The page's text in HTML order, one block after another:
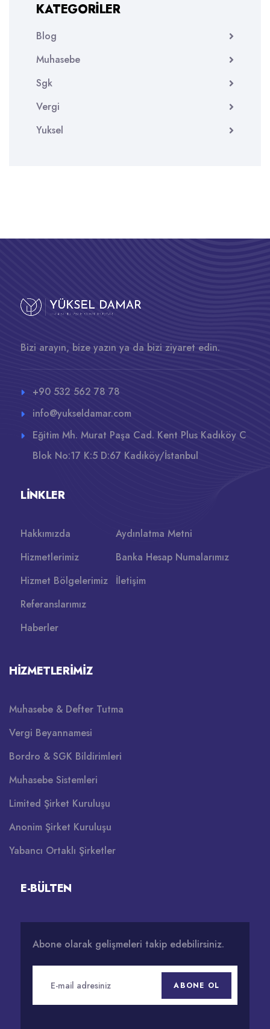
KATEGORILER
Blog
Muhasebe
Sgk
Vergi
Yuksel
Bizi arayın, bize yazın ya da bizi ziyaret edin.
+90 532 562 78 78
info@yukseldamar.com
Eğitim Mh. Murat Paşa Cad. Kent Plus Kadıköy C
Blok No:17 K:5 D:67 Kadıköy/İstanbul
LINKLER
Hakkımızda
Hizmetlerimiz
Hizmet Bölgelerimiz
Referanslarımız
Haberler
Aydınlatma Metni
Banka Hesap Numalarımız
İletişim
HIZMETLERIMIZ
Muhasebe & Defter Tutma
Vergi Beyannamesi
Bordro & SGK Bildirimleri
Muhasebe Sistemleri
Limited Şirket Kuruluşu
Anonim Şirket Kuruluşu
Yabancı Ortaklı Şirketler
E-BÜLTEN
Abone olarak gelişmeleri takip edebilirsiniz.
ABONE OL